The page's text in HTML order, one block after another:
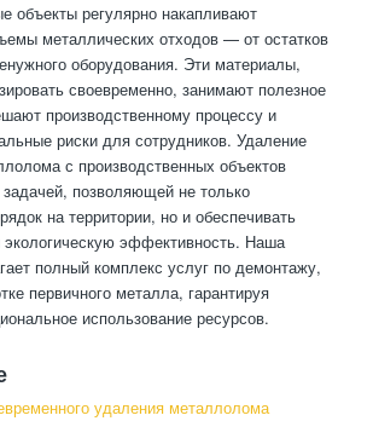
объекты регулярно накапливают
металлических отходов — от остатков
оборудования. Эти материалы,
своевременно, занимают полезное
производственному процессу и
риски для сотрудников. Удаление
с производственных объектов
позволяющей не только
на территории, но и обеспечивать
эффективность. Наша
полный комплекс услуг по демонтажу,
первичного металла, гарантируя
использование ресурсов.
удаления металлолома